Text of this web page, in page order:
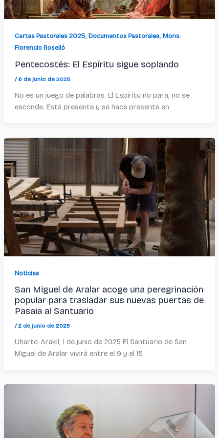
Cartas Pastorales 2025, Documentos Pastorales, Mons.
Florencio Roselló
Pentecostés: El Espíritu sigue soplando
/ 6 de junio de 2025
No es un juego de palabras. El Espíritu no para, no se
esconde. Está presente y se hace presente en
Noticias
San Miguel de Aralar acoge una peregrinación
popular para trasladar sus nuevas puertas de
Pasaia al Santuario
/2 de junio de 2025
Uharte-Arakil, 1 de junio de 2025 El Santuario de San
Miguel de Aralar vivirá entre el 9 y el 15